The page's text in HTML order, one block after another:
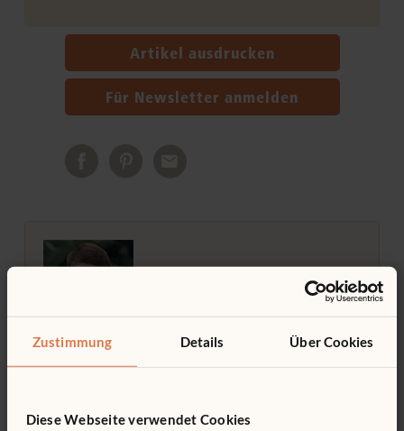
Zustimmung Details Über Cookies
Diese Webseite verwendet Cookies
Artikel ausdrucken
Für Newsletter anmelden
AUTOR/IN
Dr. Pamela C. Phelps
Dr. Pamela Phelps hat das Creative Pre-School
Sie setzt sich auf Landes- und Bundesebene in